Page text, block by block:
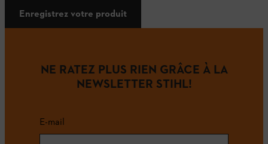
Enregistrez votre produit
NE RATEZ PLUS RIEN GRÂCE À LA
NEWSLETTER STIHL!
E-mail